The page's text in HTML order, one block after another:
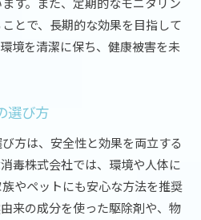
とで、長期的な効果を目指して
境を清潔に保ち、健康被害を未
選び方
方は、安全性と効果を両立する
毒株式会社では、環境や人体に
やペットにも安心な方法を推奨
来の成分を使った駆除剤や、物